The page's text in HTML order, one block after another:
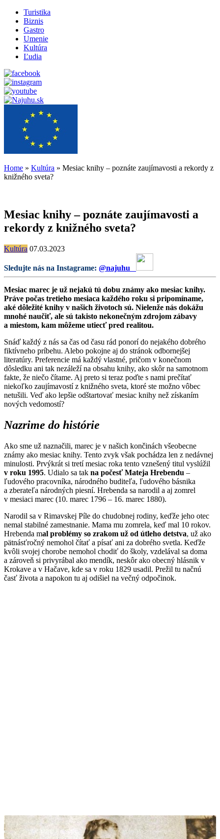
Turistika
Biznis
Gastro
Umenie
Kultúra
Ľudia
Home » Kultúra » Mesiac knihy – poznáte zaujímavosti a rekordy z
knižného sveta?
Mesiac knihy – poznáte zaujímavosti a
rekordy z knižného sveta?
Kultúra 07.03.2023
Sledujte nás na Instagrame: @najuhu
Mesiac marec je už nejakú tú dobu známy ako mesiac knihy.
Práve počas tretieho mesiaca každého roku si pripomíname,
aké dôležité knihy v našich životoch sú. Nielenže nás dokážu
mnohé naučiť, ale sú takisto nekonečným zdrojom zábavy
a miestom, kam môžeme utiecť pred realitou.
Snáď každý z nás sa čas od času rád ponorí do nejakého dobrého
fiktívneho príbehu. Alebo pokojne aj do stránok odbornejšej
literatúry. Preferencie má každý vlastné, pričom v konečnom
dôsledku ani tak nezáleží na obsahu knihy, ako skôr na samotnom
fakte, že niečo čítame. Aj preto si teraz poďte s nami prečítať
niekoľko zaujímavostí z knižného sveta, ktoré ste možno vôbec
netušili. Veď ako lepšie odštartovať mesiac knihy než získaním
nových vedomostí?
Nazrime do histórie
Ako sme už naznačili, marec je v našich končinách všeobecne
známy ako mesiac knihy. Tento zvyk však pochádza len z nedávnej
minulosti. Prvýkrát si tretí mesiac roka tento vznešený titul vyslúžil
v roku 1995. Udialo sa tak na počesť Mateja Hrebendu –
ľudového pracovníka, národného buditeľa, ľudového básnika
a zberateľa národných piesní. Hrebenda sa narodil a aj zomrel
v mesiaci marec (10. marec 1796 – 16. marec 1880).
Narodil sa v Rimavskej Píle do chudobnej rodiny, keďže jeho otec
nemal stabilné zamestnanie. Mama mu zomrela, keď mal 10 rokov.
Hrebenda mal problémy so zrakom už od útleho detstva, už ako
pätnásťročný nemohol čítať a písať ani za dobrého svetla. Keďže
kvôli svojej chorobe nemohol chodiť do školy, vzdelával sa doma
a zároveň si privyrábal ako mendík, neskôr ako obecný hlásnik v
Krokave a v Hačave, kde sa v roku 1829 usadil. Prežil tu načnú
časť života a napokon tu aj odišiel na večný odpočinok.